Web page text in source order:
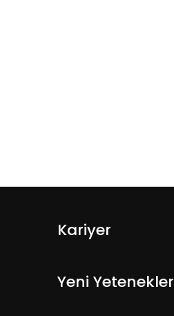
Kariyer
Yeni Yetenekler